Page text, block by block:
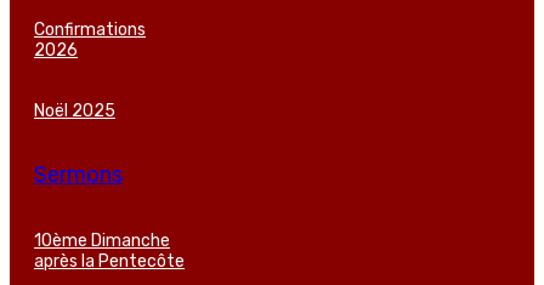
Confirmations
2026
Noël 2025
Sermons
10ème Dimanche
après la Pentecôte